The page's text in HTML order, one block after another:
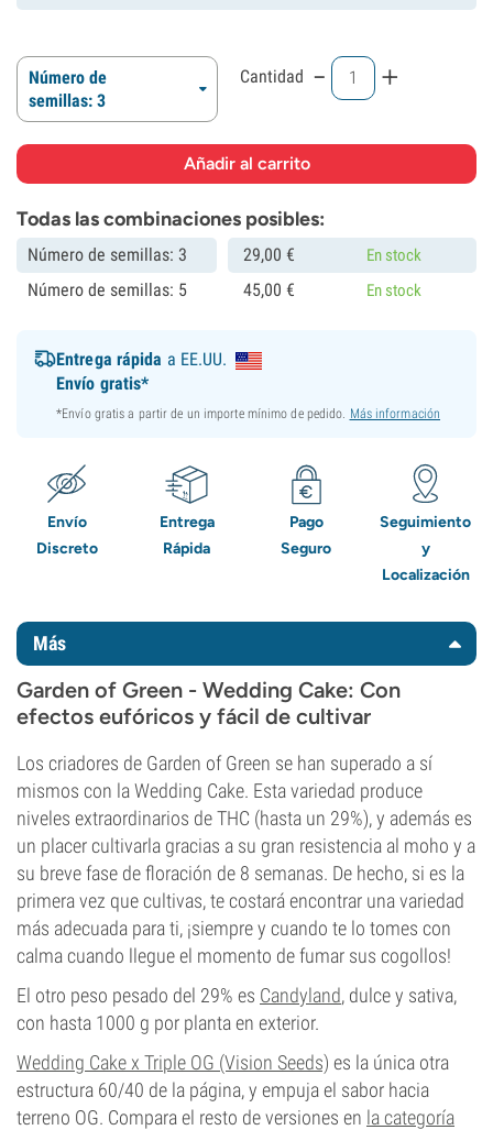
Número de
semillas: 3
Cantidad - +
Todas las combinaciones posibles:
Número de semillas: 3 29,00 € En stock
Número de semillas: 5 45,00 € En stock
Entrega rápida a EE.UU.
Envío gratis*
*Envío gratis a partir de un importe mínimo de pedido. Más información
Envío
Discreto
Entrega
Rápida
Pago
Seguro
Seguimiento
y
Localización
Más
Garden of Green - Wedding Cake: Con
efectos eufóricos y fácil de cultivar
Los criadores de Garden of Green se han superado a sí
mismos con la Wedding Cake. Esta variedad produce
niveles extraordinarios de THC (hasta un 29%), y además es
un placer cultivarla gracias a su gran resistencia al moho y a
su breve fase de floración de 8 semanas. De hecho, si es la
primera vez que cultivas, te costará encontrar una variedad
más adecuada para ti, ¡siempre y cuando te lo tomes con
calma cuando llegue el momento de fumar sus cogollos!
El otro peso pesado del 29% es Candyland, dulce y sativa,
con hasta 1000 g por planta en exterior.
Wedding Cake x Triple OG (Vision Seeds) es la única otra
estructura 60/40 de la página, y empuja el sabor hacia
terreno OG. Compara el resto de versiones en la categoría